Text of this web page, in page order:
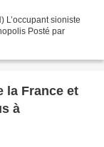
L’occupant sioniste
Posté par
la France et
à